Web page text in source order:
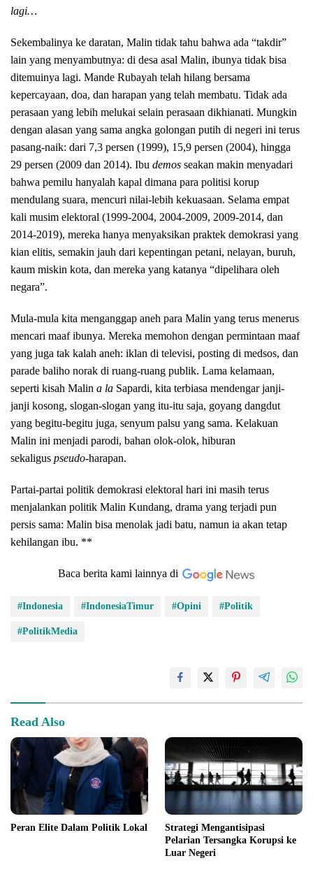
lagi…
Sekembalinya ke daratan, Malin tidak tahu bahwa ada “takdir”
lain yang menyambutnya: di desa asal Malin, ibunya tidak bisa
ditemuinya lagi. Mande Rubayah telah hilang bersama
kepercayaan, doa, dan harapan yang telah membatu. Tidak ada
perasaan yang lebih melukai selain perasaan dikhianati. Mungkin
dengan alasan yang sama angka golongan putih di negeri ini terus
pasang-naik: dari 7,3 persen (1999), 15,9 persen (2004), hingga
29 persen (2009 dan 2014). Ibu demos seakan makin menyadari
bahwa pemilu hanyalah kapal dimana para politisi korup
mendulang suara, mencuri nilai-lebih kekuasaan. Selama empat
kali musim elektoral (1999-2004, 2004-2009, 2009-2014, dan
2014-2019), mereka hanya menyaksikan praktek demokrasi yang
kian elitis, semakin jauh dari kepentingan petani, nelayan, buruh,
kaum miskin kota, dan mereka yang katanya “dipelihara oleh
negara”.
Mula-mula kita menganggap aneh para Malin yang terus menerus
mencari maaf ibunya. Mereka memohon dengan permintaan maaf
yang juga tak kalah aneh: iklan di televisi, posting di medsos, dan
parade baliho norak di ruang-ruang publik. Lama kelamaan,
seperti kisah Malin a la Sapardi, kita terbiasa mendengar janji-
janji kosong, slogan-slogan yang itu-itu saja, goyang dangdut
yang begitu-begitu juga, senyum palsu yang sama. Kelakuan
Malin ini menjadi parodi, bahan olok-olok, hiburan
sekaligus pseudo-harapan.
Partai-partai politik demokrasi elektoral hari ini masih terus
menjalankan politik Malin Kundang, drama yang terjadi pun
persis sama: Malin bisa menolak jadi batu, namun ia akan tetap
kehilangan ibu. **
Baca berita kami lainnya di
#Indonesia #IndonesiaTimur #Opini #Politik
#PolitikMedia
Read Also
Peran Elite Dalam Politik Lokal
Strategi Mengantisipasi
Pelarian Tersangka Korupsi ke
Luar Negeri